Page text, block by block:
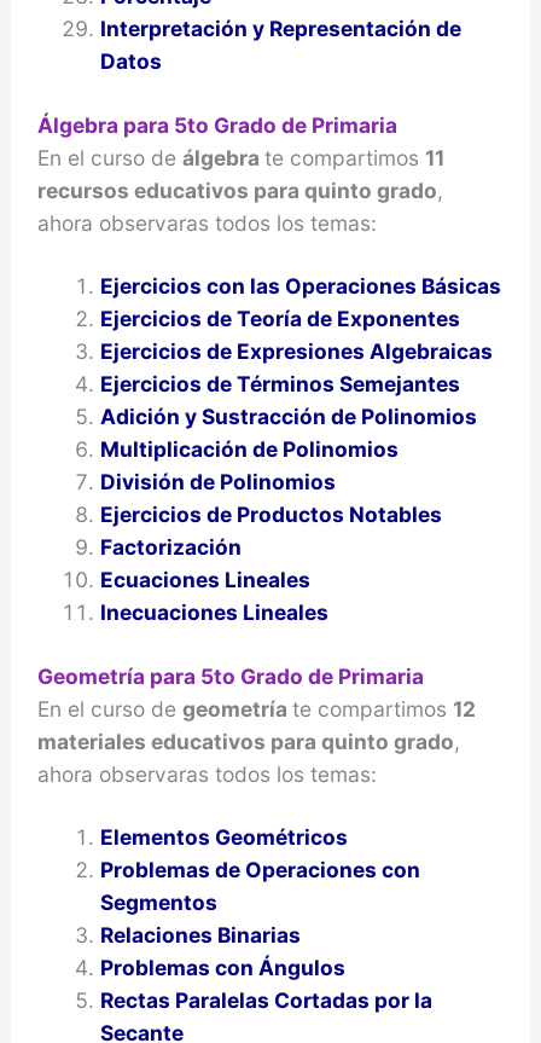
Interpretación y Representación de
Datos
Álgebra para 5to Grado de Primaria
En el curso de álgebra te compartimos 11
recursos educativos para quinto grado,
ahora observaras todos los temas:
Ejercicios con las Operaciones Básicas
Ejercicios de Teoría de Exponentes
Ejercicios de Expresiones Algebraicas
Ejercicios de Términos Semejantes
Adición y Sustracción de Polinomios
Multiplicación de Polinomios
División de Polinomios
Ejercicios de Productos Notables
Factorización
Ecuaciones Lineales
Inecuaciones Lineales
Geometría para 5to Grado de Primaria
En el curso de geometría te compartimos 12
materiales educativos para quinto grado,
ahora observaras todos los temas:
Elementos Geométricos
Problemas de Operaciones con
Segmentos
Relaciones Binarias
Problemas con Ángulos
Rectas Paralelas Cortadas por la
Secante